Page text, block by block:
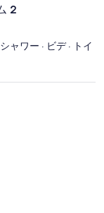
2
ャワー · ビデ · トイ